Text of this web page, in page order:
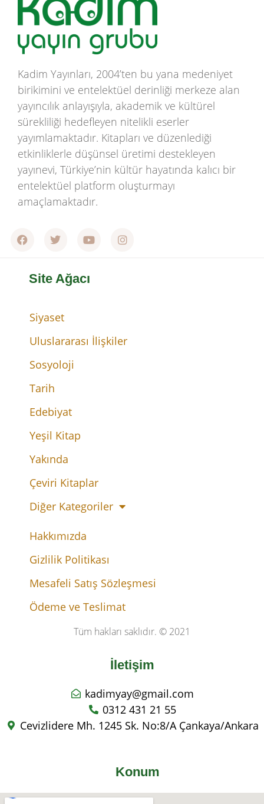
Kadim Yayınları, 2004’ten bu yana medeniyet
birikimini ve entelektüel derinliği merkeze alan
yayıncılık anlayışıyla, akademik ve kültürel
sürekliliği hedefleyen nitelikli eserler
yayımlamaktadır. Kitapları ve düzenlediği
etkinliklerle düşünsel üretimi destekleyen
yayınevi, Türkiye’nin kültür hayatında kalıcı bir
entelektüel platform oluşturmayı
amaçlamaktadır.
Site Ağacı
Siyaset
Uluslararası İlişkiler
Sosyoloji
Tarih
Edebiyat
Yeşil Kitap
Yakında
Çeviri Kitaplar
Diğer Kategoriler
Hakkımızda
Gizlilik Politikası
Mesafeli Satış Sözleşmesi
Ödeme ve Teslimat
Tüm hakları saklıdır. © 2021
İletişim
kadimyay@gmail.com
0312 431 21 55
Cevizlidere Mh. 1245 Sk. No:8/A Çankaya/Ankara
Konum